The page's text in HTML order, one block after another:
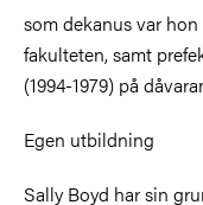
som dekanus var
fakulteten, samt
(1994-1979) på
Egen utbildning
Sally Boyd har sin